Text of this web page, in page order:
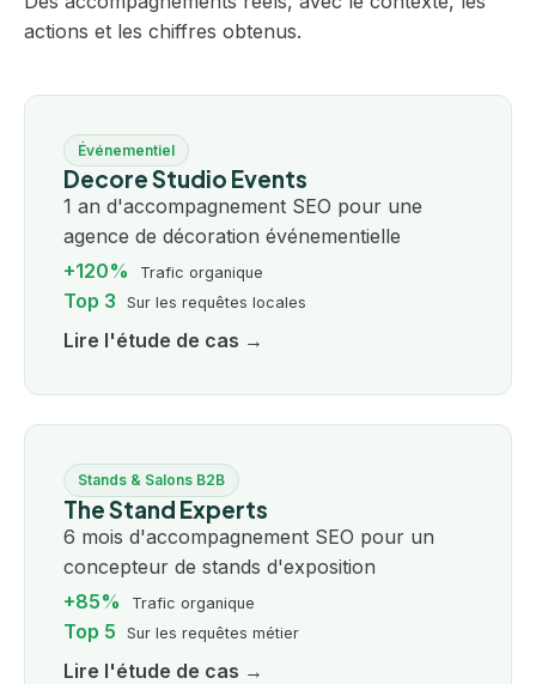
actions et les chiffres obtenus.
Événementiel
Decore Studio Events
1 an d'accompagnement SEO pour une
agence de décoration événementielle
+120%
Trafic organique
Top 3 Sur les requêtes locales
Lire l'étude de cas →
Stands & Salons B2B
The Stand Experts
6 mois d'accompagnement SEO pour un
concepteur de stands d'exposition
+85%
Trafic organique
Top 5 Sur les requêtes métier
Lire l'étude de cas →